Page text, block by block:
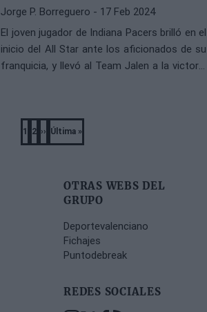
Jorge P. Borreguero - 17 Feb 2024
El joven jugador de Indiana Pacers brilló en el
inicio del All Star ante los aficionados de su
franquicia, y llevó al Team Jalen a la victoria
Página
1
Página
2
Next
››
Last
Última »
OTRAS WEBS DEL
GRUPO
Deportevalenciano
Fichajes
Puntodebreak
REDES SOCIALES